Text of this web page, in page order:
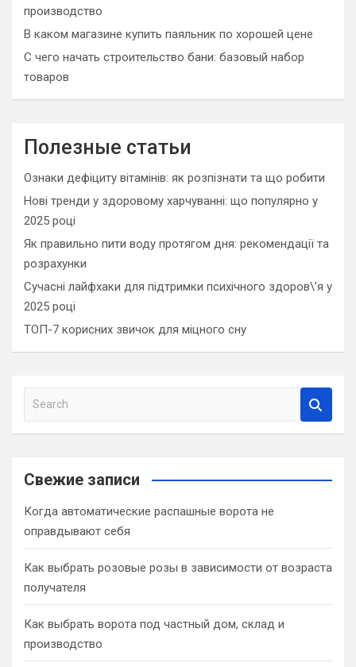
производство
В каком магазине купить паяльник по хорошей цене
С чего начать строительство бани: базовый набор
товаров
Полезные статьи
Ознаки дефіциту вітамінів: як розпізнати та що робити
Нові тренди у здоровому харчуванні: що популярно у
2025 році
Як правильно пити воду протягом дня: рекомендації та
розрахунки
Сучасні лайфхаки для підтримки психічного здоров\’я у
2025 році
ТОП-7 корисних звичок для міцного сну
a
c
Свежие записи
Когда автоматические распашные ворота не
оправдывают себя
Как выбрать розовые розы в зависимости от возраста
получателя
Как выбрать ворота под частный дом, склад и
производство